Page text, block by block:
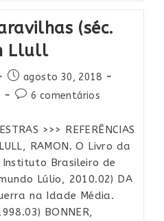
(séc.
Llull
Post
publicado:
agosto 30, 2018
Comentários
post:
6 comentários
>>> REFERÊNCIAS
RAMON. O Livro da
Brasileiro de
Lúlio, 2010.02) DA
na Idade Média.
BONNER,